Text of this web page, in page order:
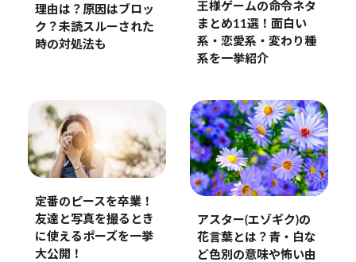
理由は？原因はブロッ
ク？未読スルーされた
時の対処法も
王様ゲームの命令ネタ
まとめ11選！面白い
系・恋愛系・変わり種
系を一挙紹介
定番のピースを卒業！
友達と写真を撮るとき
に使えるポーズを一挙
大公開！
アスター(エゾギク)の
花言葉とは？青・白な
ど色別の意味や怖い由